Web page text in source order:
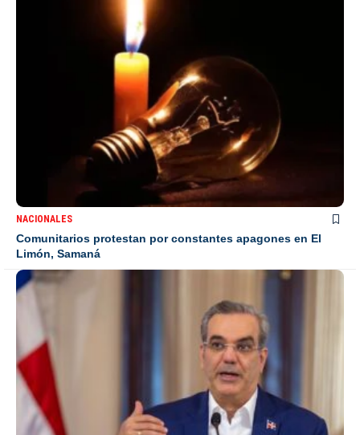
NACIONALES
Comunitarios protestan por constantes apagones en El
Limón, Samaná